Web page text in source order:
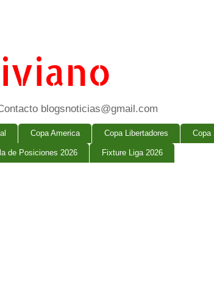
blogsnoticias@gmail.com
Copa America Copa Libertadores Copa
de Posiciones 2026 Fixture Liga 2026